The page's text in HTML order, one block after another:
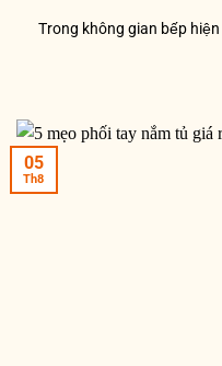
Trong không gian bếp
05
Th8